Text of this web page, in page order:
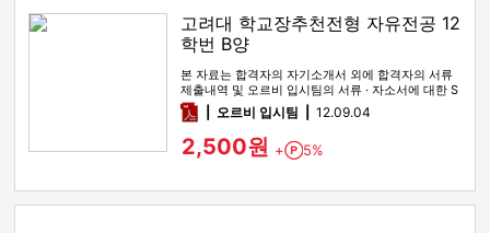
고려대 학교장추천전형 자유전공 12
학번 B양
본 자료는 합격자의 자기소개서 외에 합격자의 서류
제출내역 및 오르비 입시팀의 서류 · 자소서에 대한 S
WOT 분석이 포함돼 …
pdf오르비 입시팀 12.09.04
2,500원 + Point
5%